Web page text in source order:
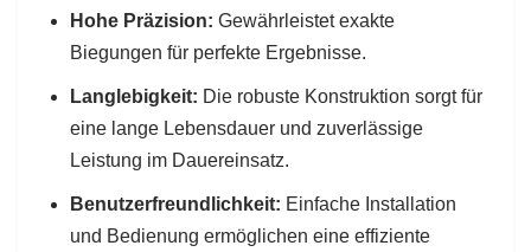
Hohe Präzision: Gewährleistet exakte
Biegungen für perfekte Ergebnisse.
Langlebigkeit: Die robuste Konstruktion sorgt für
eine lange Lebensdauer und zuverlässige
Leistung im Dauereinsatz.
Benutzerfreundlichkeit: Einfache Installation
und Bedienung ermöglichen eine effiziente